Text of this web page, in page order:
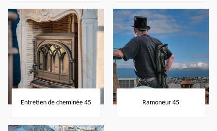
Entretien de cheminée 45 Ramoneur 45